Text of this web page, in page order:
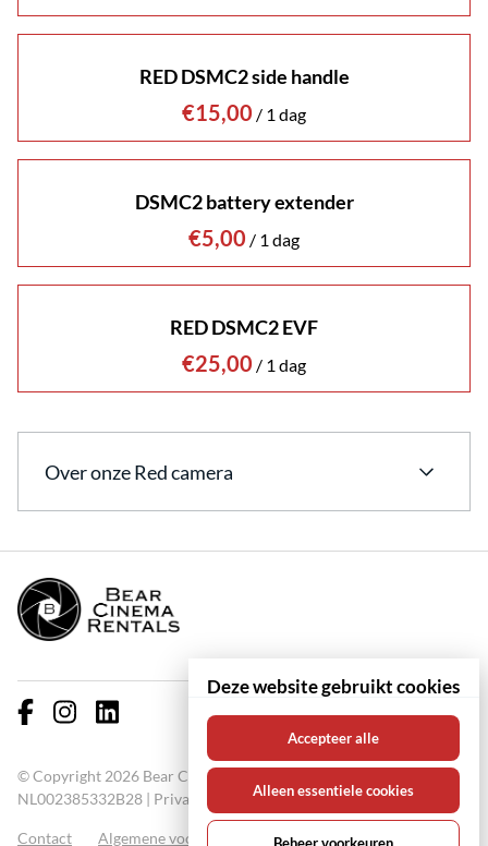
RED DSMC2 side handle
/
DSMC2 battery extender
/
RED DSMC2 EVF
/
Over onze Red camera
Ervaar de
Prachtige
Cinema
Kwaliteit
© Copyright 2026 Bear Cinema Rentals KVK: 67000711 BTW:
NL002385332B28 | Privacy policy
Contact Algemene voorwaarden FAQ
Deze website gebruikt cookies
Accepteer alle
Alleen essentiele cookies